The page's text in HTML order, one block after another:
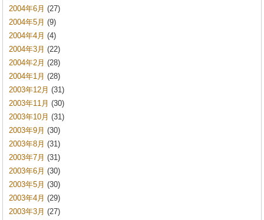
2004年6月 (27)
2004年5月 (9)
2004年4月 (4)
2004年3月 (22)
2004年2月 (28)
2004年1月 (28)
2003年12月 (31)
2003年11月 (30)
2003年10月 (31)
2003年9月 (30)
2003年8月 (31)
2003年7月 (31)
2003年6月 (30)
2003年5月 (30)
2003年4月 (29)
2003年3月 (27)